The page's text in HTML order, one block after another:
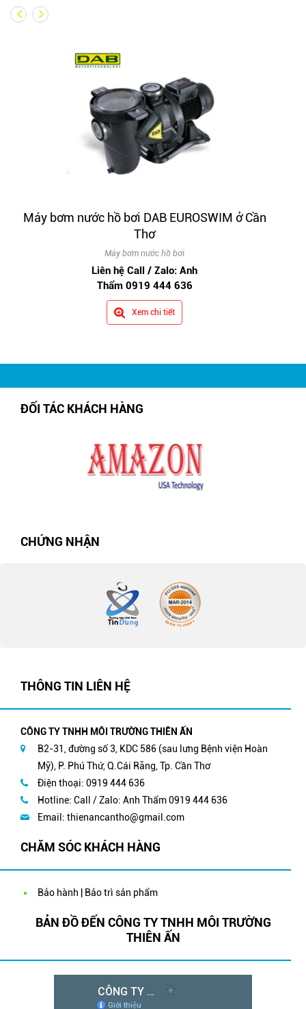
Máy bơm nước hồ bơi DAB EUROSWIM ở Cần
Thơ
Máy bơm nước hồ bơi
Liên hệ Call / Zalo: Anh
Thẩm 0919 444 636
Xem chi tiết
ĐỐI TÁC KHÁCH HÀNG
CHỨNG NHẬN
THÔNG TIN LIÊN HỆ
CÔNG TY TNHH MÔI TRƯỜNG THIÊN ẤN
B2-31, đường số 3, KDC 586 (sau lưng Bệnh viện Hoàn
Mỹ), P. Phú Thứ, Q.Cái Răng, Tp. Cần Thơ
Điện thoại: 0919 444 636
Hotline: Call / Zalo: Anh Thẩm 0919 444 636
Email: thienancantho@gmail.com
CHĂM SÓC KHÁCH HÀNG
Bảo hành | Bảo trì sản phẩm
BẢN ĐỒ ĐẾN CÔNG TY TNHH MÔI TRƯỜNG
THIÊN ẤN